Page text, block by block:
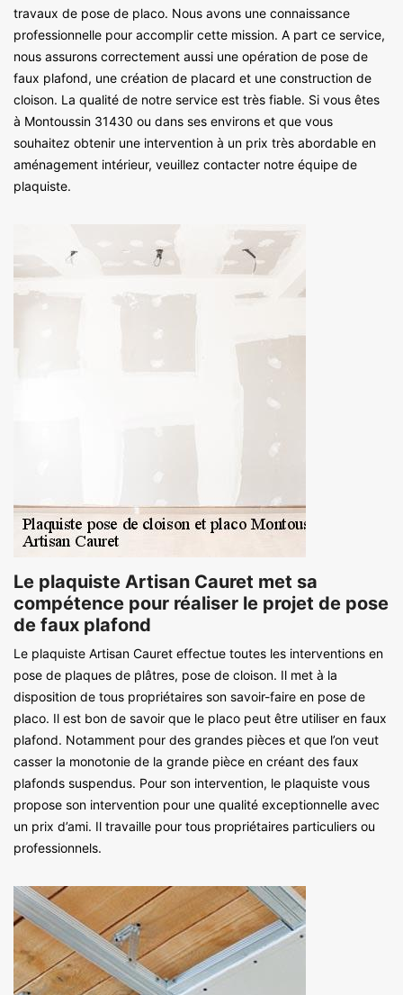
travaux de pose de placo. Nous avons une connaissance
professionnelle pour accomplir cette mission. A part ce service,
nous assurons correctement aussi une opération de pose de
faux plafond, une création de placard et une construction de
cloison. La qualité de notre service est très fiable. Si vous êtes
à Montoussin 31430 ou dans ses environs et que vous
souhaitez obtenir une intervention à un prix très abordable en
aménagement intérieur, veuillez contacter notre équipe de
plaquiste.
Le plaquiste Artisan Cauret met sa
compétence pour réaliser le projet de pose
de faux plafond
Le plaquiste Artisan Cauret effectue toutes les interventions en
pose de plaques de plâtres, pose de cloison. Il met à la
disposition de tous propriétaires son savoir-faire en pose de
placo. Il est bon de savoir que le placo peut être utiliser en faux
plafond. Notamment pour des grandes pièces et que l’on veut
casser la monotonie de la grande pièce en créant des faux
plafonds suspendus. Pour son intervention, le plaquiste vous
propose son intervention pour une qualité exceptionnelle avec
un prix d’ami. Il travaille pour tous propriétaires particuliers ou
professionnels.